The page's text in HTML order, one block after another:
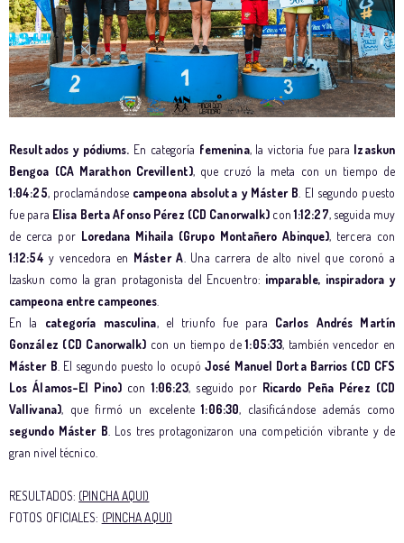
Resultados y pódiums. En categoría femenina, la victoria fue para Izaskun
Bengoa (CA Marathon Crevillent), que cruzó la meta con un tiempo de
1:04:25, proclamándose campeona absoluta y Máster B . El segundo puesto
fue para Elisa Berta Afonso Pérez (CD Canorwalk) con1:12:27, seguida muy
de cerca por Loredana Mihaila (Grupo Montañero Abinque), tercera con
1:12:54 y vencedora en Máster A . Una carrera de alto nivel que coronó a
Izaskun como la gran protagonista del Encuentro: imparable, inspiradora y
campeona entre campeones
En la categoría masculina, el triunfo fue para Carlos Andrés Martín
González (CD Canorwalk) con un tiempo de1:05:33, también vencedor en
Máster B . El segundo puesto lo ocupóJosé Manuel Dorta Barrios (CD CFS
Los Álamos-El Pino)con1:06:23, seguido por Ricardo Peña Pérez (CD
Vallivana), que firmó un excelente1:06:30, clasificándose además como
segundo Máster B . Los tres protagonizaron una competición vibrante y de
gran nivel técnico.
RESULTADOS: (PINCHA AQUI)
FOTOS OFICIALES: (PINCHA AQUI)